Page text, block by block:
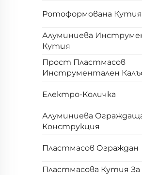
Ротоформована Кутия
Алуминиева
Кутия
Прост Пластмасов
Инструментален
Електро-Количка
Алуминиева
Конструкция
Пластмасов Ограждан
Пластмасова Кутия За